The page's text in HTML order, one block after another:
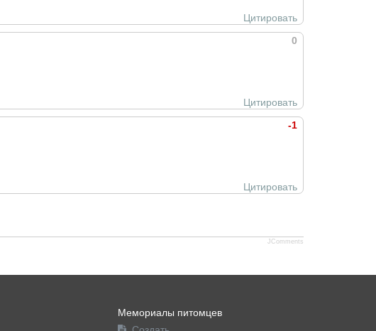
Цитировать
0
Цитировать
-1
Цитировать
JComments
Мемориалы питомцев